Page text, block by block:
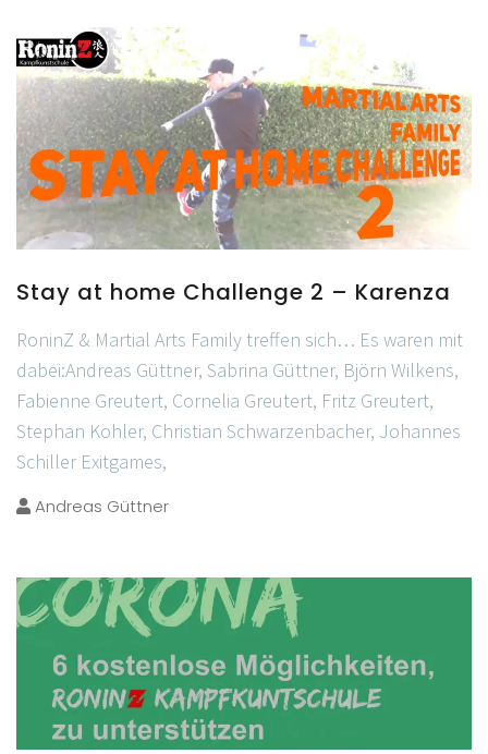
Stay at home Challenge 2 – Karenza
RoninZ & Martial Arts Family treffen sich… Es waren mit
dabei:Andreas Güttner, Sabrina Güttner, Björn Wilkens,
Fabienne Greutert, Cornelia Greutert, Fritz Greutert,
Stephan Kohler, Christian Schwarzenbacher, Johannes
Schiller Exitgames,
Andreas Güttner